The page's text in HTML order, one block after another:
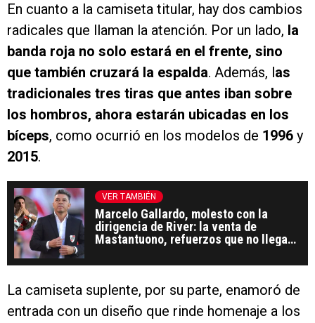
En cuanto a la camiseta titular, hay dos cambios
radicales que llaman la atención. Por un lado, la
banda roja no solo estará en el frente, sino
que también cruzará la espalda. Además, l as
tradicionales tres tiras que antes iban sobre
los hombros, ahora estarán ubicadas en los
bíceps, como ocurrió en los modelos de 1996 y
2015.
VER TAMBIÉN
Marcelo Gallardo, molesto con la
dirigencia de River: la venta de
Mastantuono, refuerzos que no llegan
La camiseta suplente, por su parte, enamoró de
entrada con un diseño que rinde homenaje a los